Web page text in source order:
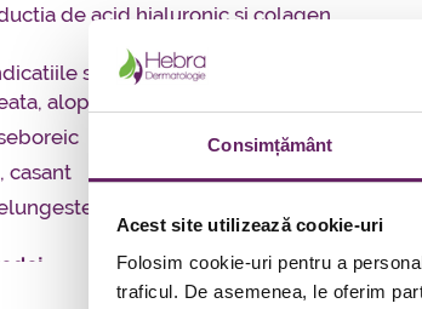
Consimțământ
Acest site utilizează cookie-uri
Folosim cookie-uri pentru a
traficul. De asemenea, le oferim
de acid hialuronic si colagen.
sunt:
alopecia difuza si androgenetica
casant
ciclul de viata a firelor de par si